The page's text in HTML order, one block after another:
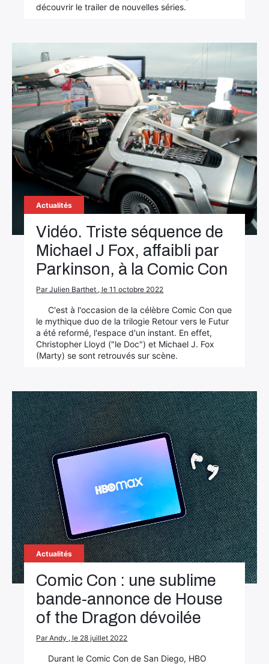
découvrir le trailer de nouvelles séries.
Actualités
Vidéo. Triste séquence de
Michael J Fox, affaibli par
Parkinson, à la Comic Con
Par Julien Barthet , le 11 octobre 2022
C'est à l'occasion de la célèbre Comic Con que
le mythique duo de la trilogie Retour vers le Futur
a été reformé, l'espace d'un instant. En effet,
Christopher Lloyd ("le Doc") et Michael J. Fox
(Marty) se sont retrouvés sur scène.
Actualités
Comic Con : une sublime
bande-annonce de House
of the Dragon dévoilée
Par Andy , le 28 juillet 2022
Durant le Comic Con de San Diego, HBO